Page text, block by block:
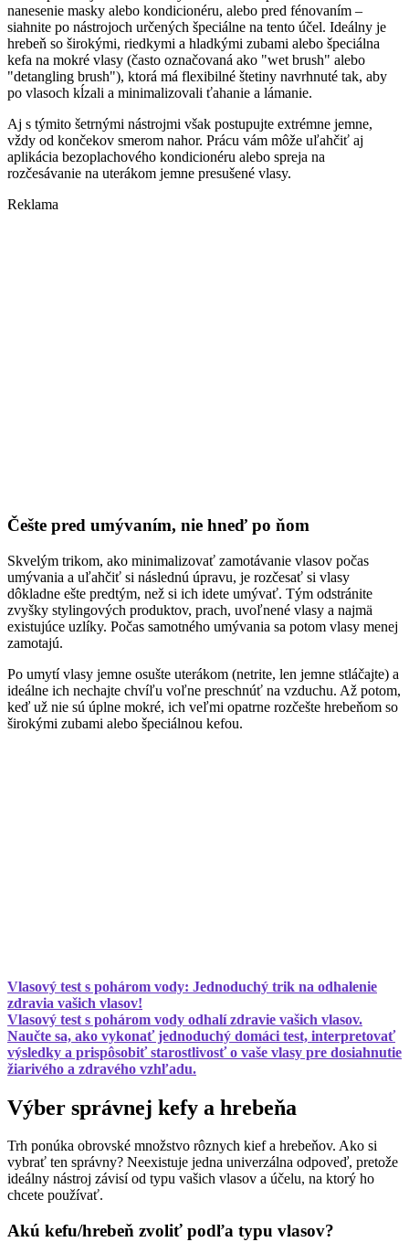
nanesenie masky alebo kondicionéru, alebo pred fénovaním –
siahnite po nástrojoch určených špeciálne na tento účel. Ideálny je
hrebeň so širokými, riedkymi a hladkými zubami alebo špeciálna
kefa na mokré vlasy (často označovaná ako "wet brush" alebo
"detangling brush"), ktorá má flexibilné štetiny navrhnuté tak, aby
po vlasoch kĺzali a minimalizovali ťahanie a lámanie.
Aj s týmito šetrnými nástrojmi však postupujte extrémne jemne,
vždy od končekov smerom nahor. Prácu vám môže uľahčiť aj
aplikácia bezoplachového kondicionéru alebo spreja na
rozčesávanie na uterákom jemne presušené vlasy.
Reklama
Češte pred umývaním, nie hneď po ňom
Skvelým trikom, ako minimalizovať zamotávanie vlasov počas
umývania a uľahčiť si následnú úpravu, je rozčesať si vlasy
dôkladne ešte predtým, než si ich idete umývať. Tým odstránite
zvyšky stylingových produktov, prach, uvoľnené vlasy a najmä
existujúce uzlíky. Počas samotného umývania sa potom vlasy menej
zamotajú.
Po umytí vlasy jemne osušte uterákom (netrite, len jemne stláčajte) a
ideálne ich nechajte chvíľu voľne preschnúť na vzduchu. Až potom,
keď už nie sú úplne mokré, ich veľmi opatrne rozčešte hrebeňom so
širokými zubami alebo špeciálnou kefou.
Vlasový test s pohárom vody: Jednoduchý trik na odhalenie
zdravia vašich vlasov!
Vlasový test s pohárom vody odhalí zdravie vašich vlasov.
Naučte sa, ako vykonať jednoduchý domáci test, interpretovať
výsledky a prispôsobiť starostlivosť o vaše vlasy pre dosiahnutie
žiarivého a zdravého vzhľadu.
Výber správnej kefy a hrebeňa
Trh ponúka obrovské množstvo rôznych kief a hrebeňov. Ako si
vybrať ten správny? Neexistuje jedna univerzálna odpoveď, pretože
ideálny nástroj závisí od typu vašich vlasov a účelu, na ktorý ho
chcete používať.
Akú kefu/hrebeň zvoliť podľa typu vlasov?